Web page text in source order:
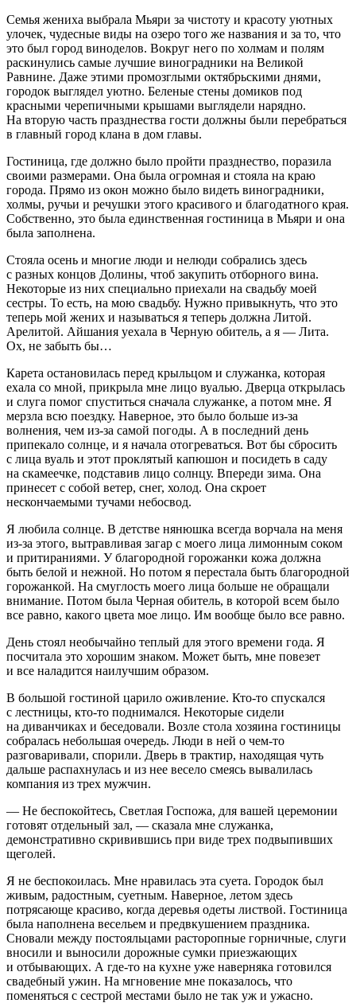
Семья жениха выбрала Мьяри за чистоту и красоту уютных
улочек, чудесные виды на озеро того же названия и за то, что
это был город виноделов. Вокруг него по холмам и полям
раскинулись самые лучшие виноградники на Великой
Равнине. Даже этими промозглыми октябрьскими днями,
городок выглядел уютно. Беленые стены домиков под
красными черепичными крышами выглядели нарядно.
На вторую часть празднества гости должны были перебраться
в главный город клана в дом главы.
Гостиница, где должно было пройти празднество, поразила
своими размерами. Она была огромная и стояла на краю
города. Прямо из окон можно было видеть виноградники,
холмы, ручьи и речушки этого красивого и благодатного края.
Собственно, это была единственная гостиница в Мьяри и она
была заполнена.
Стояла осень и многие люди и нелюди собрались здесь
с разных концов Долины, чтоб закупить отборного вина.
Некоторые из них специально приехали на свадьбу моей
сестры. То есть, на мою свадьбу. Нужно привыкнуть, что это
теперь мой жених и называться я теперь должна Литой.
Арелитой. Айшания уехала в Черную обитель, а я — Лита.
Ох, не забыть бы…
Карета остановилась перед крыльцом и служанка, которая
ехала со мной, прикрыла мне лицо вуалью. Дверца открылась
и слуга помог спуститься сначала служанке, а потом мне. Я
мерзла всю поездку. Наверное, это было больше из-за
волнения, чем из-за самой погоды. А в последний день
припекало солнце, и я начала отогреваться. Вот бы сбросить
с лица вуаль и этот проклятый капюшон и посидеть в саду
на скамеечке, подставив лицо солнцу. Впереди зима. Она
принесет с собой ветер, снег, холод. Она скроет
нескончаемыми тучами небосвод.
Я любила солнце. В детстве нянюшка всегда ворчала на меня
из-за этого, вытравливая загар с моего лица лимонным соком
и притираниями. У благородной горожанки кожа должна
быть белой и нежной. Но потом я перестала быть благородной
горожанкой. На смуглость моего лица больше не обращали
внимание. Потом была Черная обитель, в которой всем было
все равно, какого цвета мое лицо. Им вообще было все равно.
День стоял необычайно теплый для этого времени года. Я
посчитала это хорошим знаком. Может быть, мне повезет
и все наладится наилучшим образом.
В большой гостиной царило оживление. Кто-то спускался
с лестницы, кто-то поднимался. Некоторые сидели
на диванчиках и беседовали. Возле стола хозяина гостиницы
собралась небольшая очередь. Люди в ней о чем-то
разговаривали, спорили. Дверь в трактир, находящая чуть
дальше распахнулась и из нее весело смеясь вывалилась
компания из трех мужчин.
— Не беспокойтесь, Светлая Госпожа, для вашей церемонии
готовят отдельный зал, — сказала мне служанка,
демонстративно скривившись при виде трех подвыпивших
щеголей.
Я не беспокоилась. Мне нравилась эта суета. Городок был
живым, радостным, суетным. Наверное, летом здесь
потрясающе красиво, когда деревья одеты листвой. Гостиница
была наполнена весельем и предвкушением праздника.
Сновали между постояльцами расторопные горничные, слуги
вносили и выносили дорожные сумки приезжающих
и отбывающих. А где-то на кухне уже наверняка готовился
свадебный ужин. На мгновение мне показалось, что
поменяться с сестрой местами было не так уж и ужасно.